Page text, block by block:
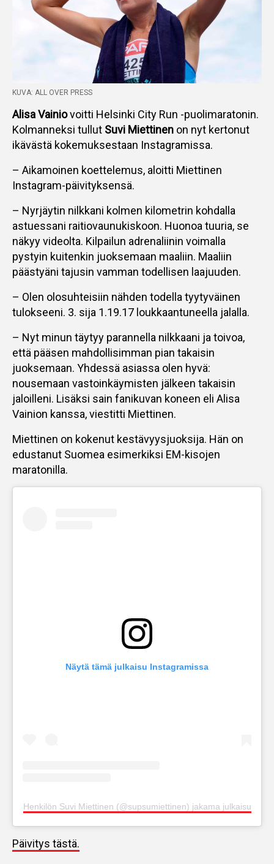
KUVA: ALL OVER PRESS
Alisa Vainiovoitti Helsinki City Run -puolimaratonin.
Kolmanneksi tullut Suvi Miettinen on nyt kertonut
ikävästä kokemuksestaan Instagramissa.
– Aikamoinen koettelemus, aloitti Miettinen
Instagram-päivityksensä.
– Nyrjäytin nilkkani kolmen kilometrin kohdalla
astuessani raitiovaunukiskoon. Huonoa tuuria, se
näkyy videolta. Kilpailun adrenaliinin voimalla
pystyin kuitenkin juoksemaan maaliin. Maaliin
päästyäni tajusin vamman todellisen laajuuden.
– Olen olosuhteisiin nähden todella tyytyväinen
tulokseeni. 3. sija 1.19.17 loukkaantuneella jalalla.
– Nyt minun täytyy parannella nilkkaani ja toivoa,
että pääsen mahdollisimman pian takaisin
juoksemaan. Yhdessä asiassa olen hyvä:
nousemaan vastoinkäymisten jälkeen takaisin
jaloilleni. Lisäksi sain fanikuvan koneen eli Alisa
Vainion kanssa, viestitti Miettinen.
Miettinen on kokenut kestävyysjuoksija. Hän on
edustanut Suomea esimerkiksi EM-kisojen
maratonilla.
Näytä tämä julkaisu Instagramissa
Henkilön Suvi Miettinen (@supsumiettinen) jakama julkaisu
Päivitys tästä.